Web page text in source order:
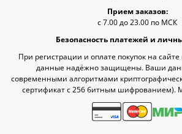
Прием заказов:
с 7.00 до 23.00 по МСК
Безопасность платежей и
При регистрации и оплате покупок на
данные надёжно защищены. Ваши
современными алгоритмами
сертификат c 256 битным шифрованием).